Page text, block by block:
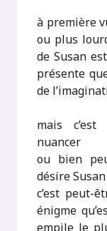
à première
ou plus
de Susan
présente
de
mais
nuancer
ou bien
désire Susan
c’est peut-
énigme
empile le